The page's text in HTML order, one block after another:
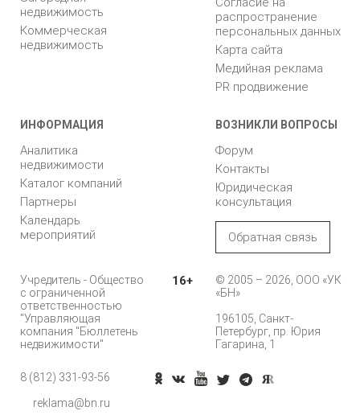
недвижимость
Коммерческая
недвижимость
распространение
персональных данных
Карта сайта
Медийная реклама
PR продвижение
ИНФОРМАЦИЯ
Аналитика
недвижимости
Каталог компаний
Партнеры
Календарь
мероприятий
ВОЗНИКЛИ ВОПРОСЫ
Форум
Контакты
Юридическая
консультация
Обратная связь
Учредитель - Общество
с ограниченной
ответственностью
"Управляющая
компания "Бюллетень
недвижимости"
16+
© 2005 – 2026, ООО «УК
«БН»
196105, Санкт-
Петербург, пр. Юрия
Гагарина, 1
8 (812) 331-93-56
reklama@bn.ru